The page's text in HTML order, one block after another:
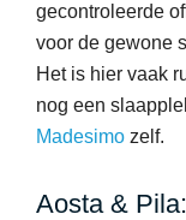
gecontroleerde
voor de gewone
Het is hier vaak
nog een
Madesimo zelf.
Aosta &